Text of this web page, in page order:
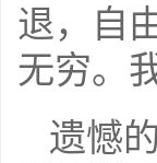
退，自
无穷。
遗憾